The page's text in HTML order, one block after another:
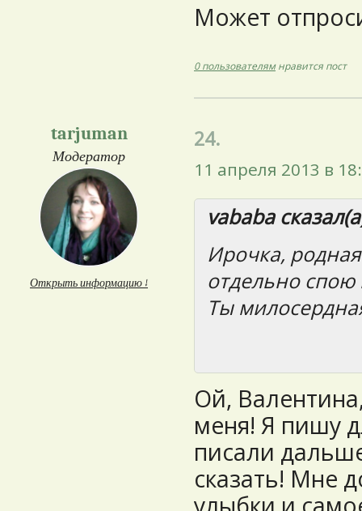
Может
0 пользователямнравится пост
tarjuman
Модератор
Открыть информацию ↓
24.
11 апреля 2013 в
vababa
Ирочка,
отдельно спою
Ты
Ой,
меня! Я пишу
писали
сказать! Мне